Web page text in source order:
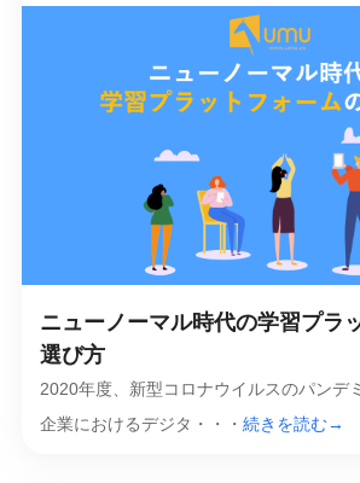
ニューノーマル時代の学習プラ
選び方
2020年度、新型コロナウイルスのパンデ
企業におけるデジタ・・・ 続きを読む→